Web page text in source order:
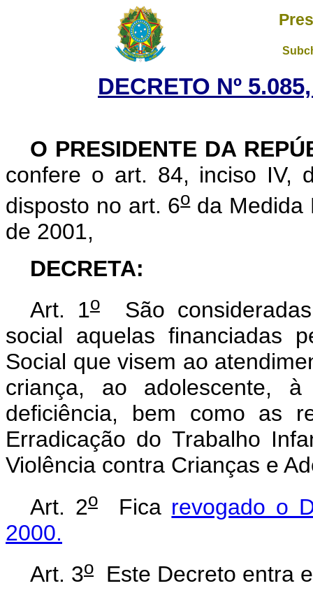
DECRETO Nº
O PRESIDENTE DA
confere o art. 84, inciso IV,
disposto no art. 6oda Medida
de 2001,
DECRETA:
Art. 1oSão consideradas
social aquelas financiadas
Social que visem ao
criança, ao adolescente,
deficiência, bem como as
Erradicação do Trabalho
Violência contra Crianças e
Art. 2oFica revogado o
2000.
Art. 3o Este Decreto entra